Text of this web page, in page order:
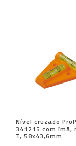
Nível cruzado
341215 com ímã,
T, 58x43,6mm